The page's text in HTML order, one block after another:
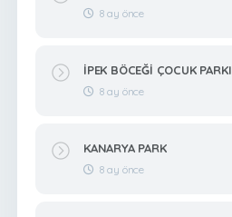
8 ay önce
İPEK BÖCEĞİ ÇOCUK PARKI
8 ay önce
KANARYA PARK
8 ay önce